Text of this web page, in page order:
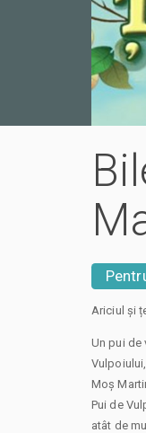
Ariciul și
Un pui de
Moș
Pui de
atât de